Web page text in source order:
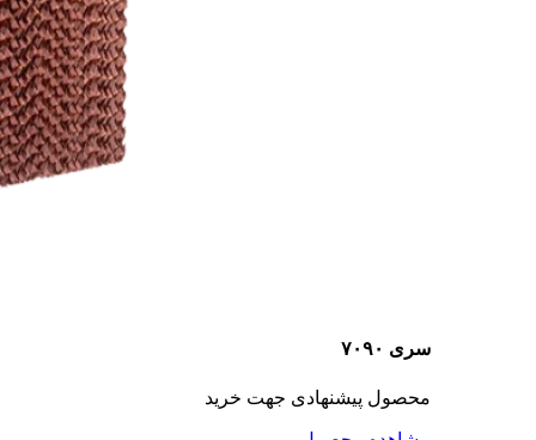
سری ۷۰۹۰
محصول پیشنهادی جهت خرید